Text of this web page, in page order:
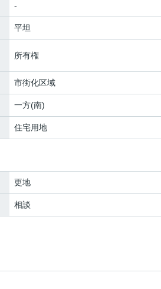
-
平坦
所有権
市街化区域
一方(南)
住宅用地
更地
相談